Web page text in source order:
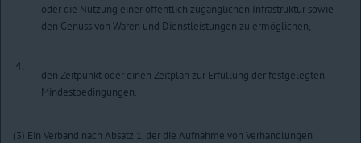
oder die Nutzung einer öffentlich zugänglichen Infrastruktur sowie
den Genuss von Waren und Dienstleistungen zu ermöglichen,
4.
den Zeitpunkt oder einen Zeitplan zur Erfüllung der festgelegten
Mindestbedingungen.
(3) Ein Verband nach Absatz 1, der die Aufnahme von Verhandlungen